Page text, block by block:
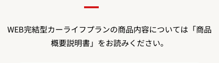
WEB完結型カーライフプランの商品内容については「商品
概要説明書」をお読みください。